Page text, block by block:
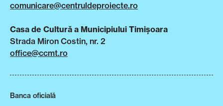
comunicare@centruldeproiecte.ro
Casa de Cultură a Municipiului Timișoara
Strada Miron Costin, nr. 2
office@ccmt.ro
Banca oficială